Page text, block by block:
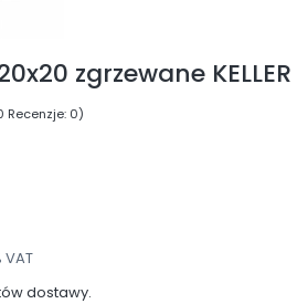
zgrzewane KELLER
Recenzje: 0)
VAT
dostawy.